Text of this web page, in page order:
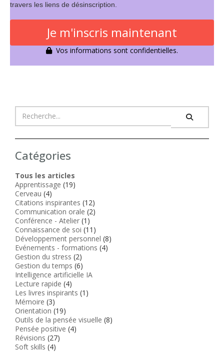
travers les liens de désinscription.
Je m'inscris maintenant
Vos informations sont confidentielles.
Catégories
Tous les articles
Apprentissage (19)
Cerveau (4)
Citations inspirantes (12)
Communication orale (2)
Conférence - Atelier (1)
Connaissance de soi (11)
Développement personnel (8)
Evénements - formations (4)
Gestion du stress (2)
Gestion du temps (6)
Intelligence artificielle IA
Lecture rapide (4)
Les livres inspirants (1)
Mémoire (3)
Orientation (19)
Outils de la pensée visuelle (8)
Pensée positive (4)
Révisions (27)
Soft skills (4)